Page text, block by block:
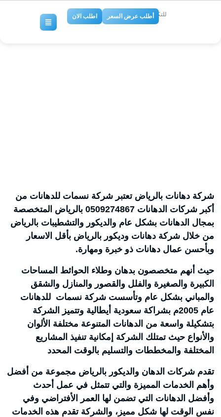
للتكييف والتبريد
أطلب عرض السعر اطلب الان
شركة دهانات بالرياض تعتبر شركة نسمات للدهانات من
أكبر شركات الدهانات 0509274867 بالرياض المتخصصة
بمجال الدهانات بشكل عام والديكور والتشطيبات بالرياض
من خلال شركة دهانات وديكور بالرياض بأقل الاسعار
وبأحسن عمال دهانات ذو خبرة ومهارة.
حيث أنهم متخصصون بدهان وطلاء الحوائط المساحات
الكبيرة والصغيرة والفلل والقصور والمنازل والشقق
والمباني بشكل عام وتأسست شركة نسمات للدهانات
عام 2005م بشراكة سعودية أيطالية وتتميز الشركة
بتشكيلة واسعة من الدهانات المتنوعة مختلفة الألوان
والأنواع حيث تمتلك الشركة إمكانية تنفيذ المشاريع
المختلفة والمخططات والتسليم بالوقت المحدد
تقدم شركات الدهان والديكور بالرياض مجموعة من أفضل
وأهم الخدمات المميزة والتي تتمثل في عمل أحدث
وأفضل الدهانات التي تضمن لها العمر الأفتراضي وفي
نفس الوقت لها شكل مميز، والشركة تقدم هذه الخدمات